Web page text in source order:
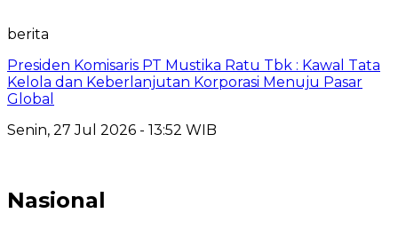
berita
Presiden Komisaris PT Mustika Ratu Tbk : Kawal Tata
Kelola dan Keberlanjutan Korporasi Menuju Pasar
Global
Senin, 27 Jul 2026 - 13:52 WIB
Nasional